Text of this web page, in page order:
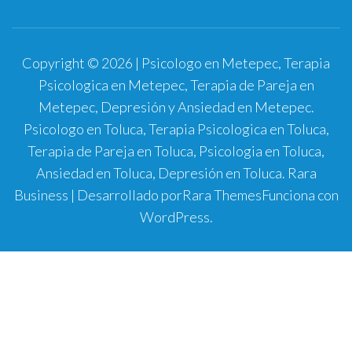
Copyright © 2026 | Psicologo en Metepec, Terapia
Psicologica en Metepec, Terapia de Pareja en
Metepec, Depresión y Ansiedad en Metepec.
Psicologo en Toluca, Terapia Psicologica en Toluca,
Terapia de Pareja en Toluca, Psicologia en Toluca,
Ansiedad en Toluca, Depresión en Toluca. Rara
Business | Desarrollado porRara ThemesFunciona con
WordPress.